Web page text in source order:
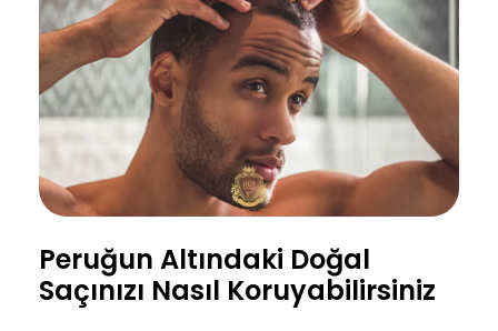
Peruğun Altındaki Doğal
Saçınızı Nasıl Koruyabilirsiniz